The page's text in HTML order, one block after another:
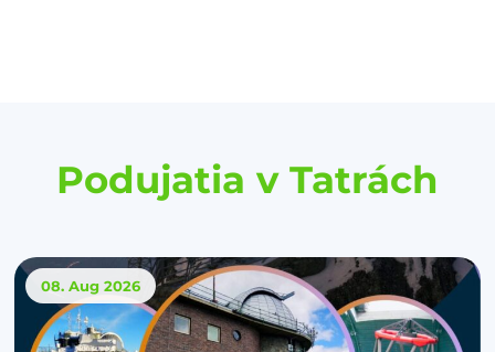
Podujatia v Tatrách
08. Aug 2026